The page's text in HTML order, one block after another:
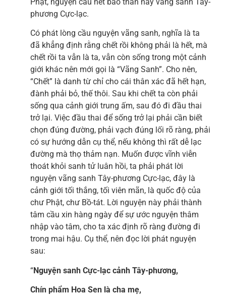
phương Cực-lạc.
Có phát lòng cầu nguyện vãng sanh, nghĩa là ta
đã khẳng định rằng chết rồi không phải là hết, mà
chết rồi ta vẫn là ta, vẫn còn sống trong một cảnh
giới khác nên mới gọi là “Vãng Sanh”. Cho nên,
“Chết” là danh từ chỉ cho cái thân xác đã hết hạn,
đành phải bỏ, thế thôi. Sau khi chết ta còn phải
sống qua cảnh giới trung ấm, sau đó đi đầu thai
trở lại. Việc đầu thai để sống trở lại phải cần biết
chọn đúng đường, phải vạch đúng lối rõ ràng, phải
có sự hướng dẫn cụ thể, nếu không thì rất dễ lạc
đường mà thọ thảm nạn. Muốn được vĩnh viễn
thoát khỏi sanh tử luân hồi, ta phải phát lời
nguyện vãng sanh Tây-phương Cực-lạc, đây là
cảnh giới tối thắng, tối viên mãn, là quốc độ của
chư Phật, chư Bồ-tát. Lời nguyện này phải thành
tâm cầu xin hàng ngày để sự ước nguyện thâm
nhập vào tâm, cho ta xác định rõ ràng đường đi
trong mai hậu. Cụ thể, nên đọc lời phát nguyện
sau:
“Nguyện sanh Cực-lạc cảnh Tây-phương,
Chín phẩm Hoa Sen là cha mẹ,